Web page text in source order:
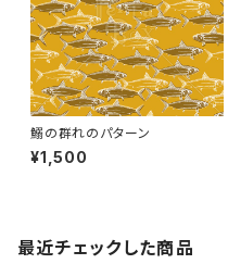
鰯の群れのパターン
¥1,500
最近チェックした商品